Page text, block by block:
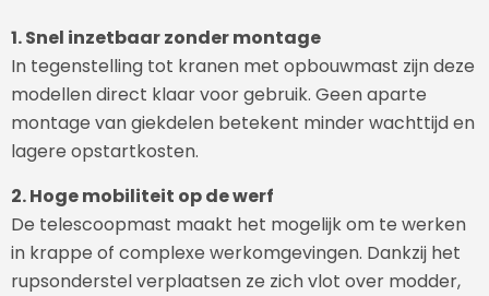
1. Snel inzetbaar zonder montage
In tegenstelling tot kranen met opbouwmast zijn deze
modellen direct klaar voor gebruik. Geen aparte
montage van giekdelen betekent minder wachttijd en
lagere opstartkosten.
2. Hoge mobiliteit op de werf
De telescoopmast maakt het mogelijk om te werken
in krappe of complexe werkomgevingen. Dankzij het
rupsonderstel verplaatsen ze zich vlot over modder,